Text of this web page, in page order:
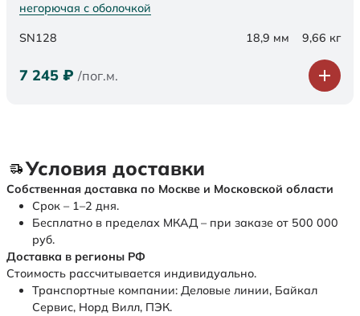
негорючая с оболочкой
SN128 18,9 мм 9,66 кг
7 245 ₽ /пог.м.
Условия доставки
Собственная доставка по Москве и Московской области
Срок – 1–2 дня.
Бесплатно в пределах МКАД – при заказе от 500 000
руб.
Доставка в регионы РФ
Стоимость рассчитывается индивидуально.
Транспортные компании: Деловые линии, Байкал
Сервис, Норд Вилл, ПЭК.